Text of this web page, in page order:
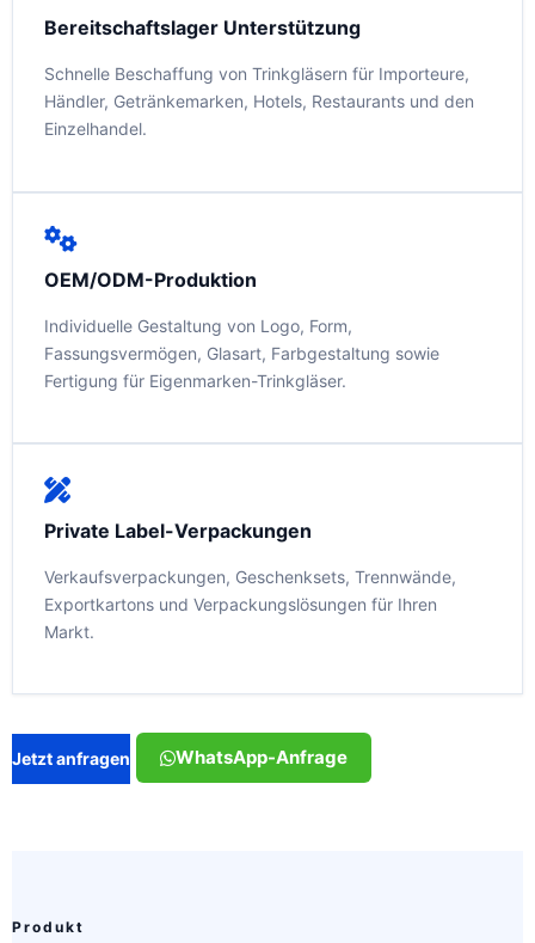
Bereitschaftslager Unterstützung
Schnelle Beschaffung von Trinkgläsern für Importeure,
Händler, Getränkemarken, Hotels, Restaurants und den
Einzelhandel.
OEM/ODM-Produktion
Individuelle Gestaltung von Logo, Form,
Fassungsvermögen, Glasart, Farbgestaltung sowie
Fertigung für Eigenmarken-Trinkgläser.
Private Label-Verpackungen
Verkaufsverpackungen, Geschenksets, Trennwände,
Exportkartons und Verpackungslösungen für Ihren
Markt.
Jetzt anfragen WhatsApp-Anfrage
Produkt